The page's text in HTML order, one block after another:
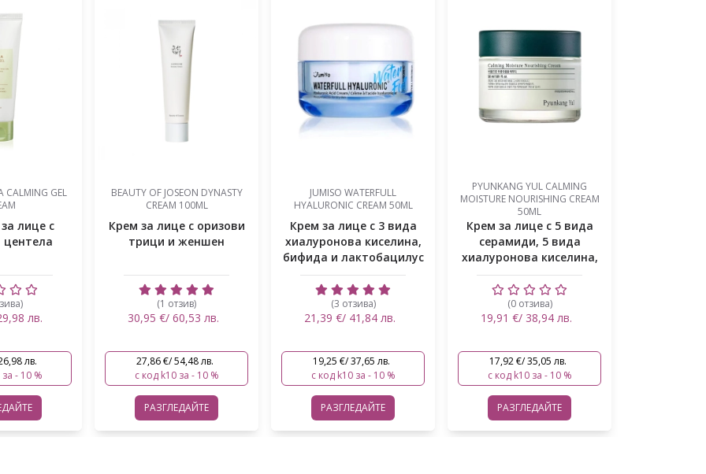
DYNASTY
с оризови
женшен
лв.
лв.
- 10 %
JUMISO WATERFULL
HYALURONIC CREAM 50ML
Крем за лице с 3 вида
хиалуронова киселина,
(3 отзива)
21,39 €/ 41,84 лв.
19,25 €/ 37,65 лв.
с код k10 за - 10 %
РАЗГЛЕДАЙТЕ
PYUNKANG YUL CALMING
MOISTURE NOURISHING CREAM
50ML
Крем за лице с 5 вида
серамиди, 5 вида
хиалуронова киселина,
сква...
(0 отзива)
19,91 €/ 38,94 лв.
17,92 €/ 35,05 лв.
с код k10 за - 10 %
РАЗГЛЕДАЙТЕ
APRILSKIN ARTEMISIA SQUALANE
HYDRA GEL CREAM 50ML
Гел крем за лице със
сквалан, ниацинамид и
7 вида хиалуронова
кис...
(0 отзива)
30,14 €/ 58,95 лв.
27,13 €/ 53,05 лв.
с код k10 за - 10 %
РАЗГЛЕДАЙТЕ